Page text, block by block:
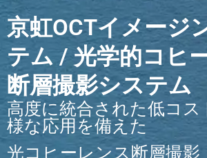
京虹OCTイメージ
テム / 光学的コヒ
断層撮影システム
高度に統合された低コス
様な応用を備えた
光コヒーレンス断層撮影